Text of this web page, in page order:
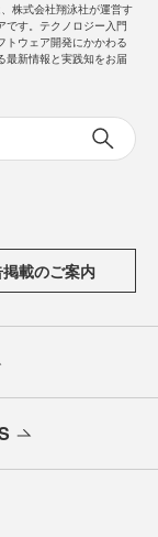
株式会社翔泳社が運営す
です。テクノロジー入門
トウェア開発にかかわる
最新情報と実践知をお届
載のご案内